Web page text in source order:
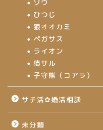
ゾウ
ひつじ
狼オオカミ
ペガサス
ライオン
猿サル
子守熊（コアラ）
サチ活✿婚活相談
未分類